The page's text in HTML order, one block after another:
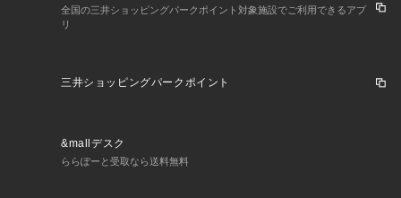
全国の三井ショッピングパークポイント対象施設でご利用できるアプ
リ
三井ショッピングパークポイント
&mallデスク
ららぽーと受取なら送料無料